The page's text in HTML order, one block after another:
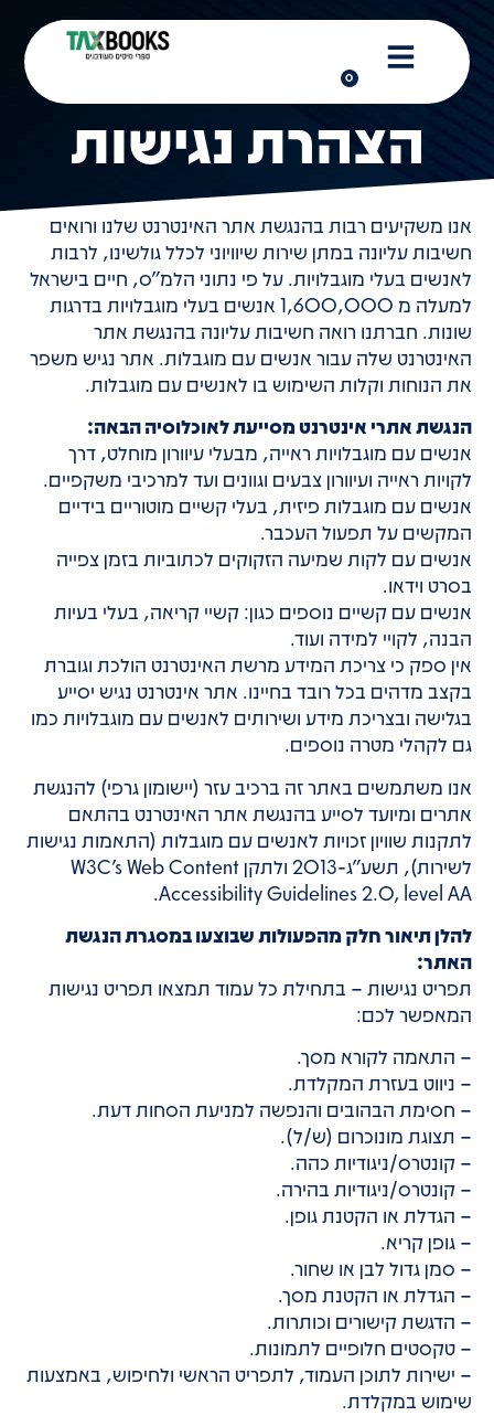
0
0
הצהרת נגישות
אנו משקיעים רבות בהנגשת אתר האינטרנט שלנו ורואים
חשיבות עליונה במתן שירות שיוויוני לכלל גולשינו, לרבות
לאנשים בעלי מוגבלויות. על פי נתוני הלמ”ס, חיים בישראל
למעלה מ 1,600,000 אנשים בעלי מוגבלויות בדרגות
שונות. חברתנו רואה חשיבות עליונה בהנגשת אתר
האינטרנט שלה עבור אנשים עם מוגבלות. אתר נגיש משפר
את הנוחות וקלות השימוש בו לאנשים עם מוגבלות.
הנגשת אתרי אינטרנט מסייעת לאוכלוסיה הבאה:
אנשים עם מוגבלויות ראייה, מבעלי עיוורון מוחלט, דרך
לקויות ראייה ועיוורון צבעים וגוונים ועד למרכיבי משקפיים.
אנשים עם מוגבלות פיזית, בעלי קשיים מוטוריים בידיים
המקשים על תפעול העכבר.
אנשים עם לקות שמיעה הזקוקים לכתוביות בזמן צפייה
בסרט וידאו.
אנשים עם קשיים נוספים כגון: קשיי קריאה, בעלי בעיות
הבנה, לקויי למידה ועוד.
אין ספק כי צריכת המידע מרשת האינטרנט הולכת וגוברת
בקצב מדהים בכל רובד בחיינו. אתר אינטרנט נגיש יסייע
בגלישה ובצריכת מידע ושירותים לאנשים עם מוגבלויות כמו
גם לקהלי מטרה נוספים.
אנו משתמשים באתר זה ברכיב עזר (יישומון גרפי) להנגשת
אתרים ומיועד לסייע בהנגשת אתר האינטרנט בהתאם
לתקנות שוויון זכויות לאנשים עם מוגבלות (התאמות נגישות
לשירות), תשע”ג-2013 ולתקן W3C’s Web Content
Accessibility Guidelines 2.0, level AA.
להלן תיאור חלק מהפעולות שבוצעו במסגרת הנגשת
האתר:
תפריט נגישות – בתחילת כל עמוד תמצאו תפריט נגישות
המאפשר לכם:
– התאמה לקורא מסך.
– ניווט בעזרת המקלדת.
– חסימת הבהובים והנפשה למניעת הסחות דעת.
– תצוגת מונוכרום (ש/ל).
– קונטרס/ניגודיות כהה.
– קונטרס/ניגודיות בהירה.
– הגדלת או הקטנת גופן.
– גופן קריא.
– סמן גדול לבן או שחור.
– הגדלת או הקטנת מסך.
– הדגשת קישורים וכותרות.
– טקסטים חלופיים לתמונות.
– ישירות לתוכן העמוד, לתפריט הראשי ולחיפוש, באמצעות
שימוש במקלדת.